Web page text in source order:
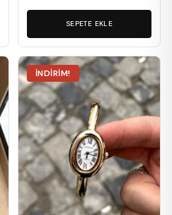
fiyat:
₺350,00.
andaki
fiyat:
₺289,90.
SEPETE EKLE
İNDIRIM!